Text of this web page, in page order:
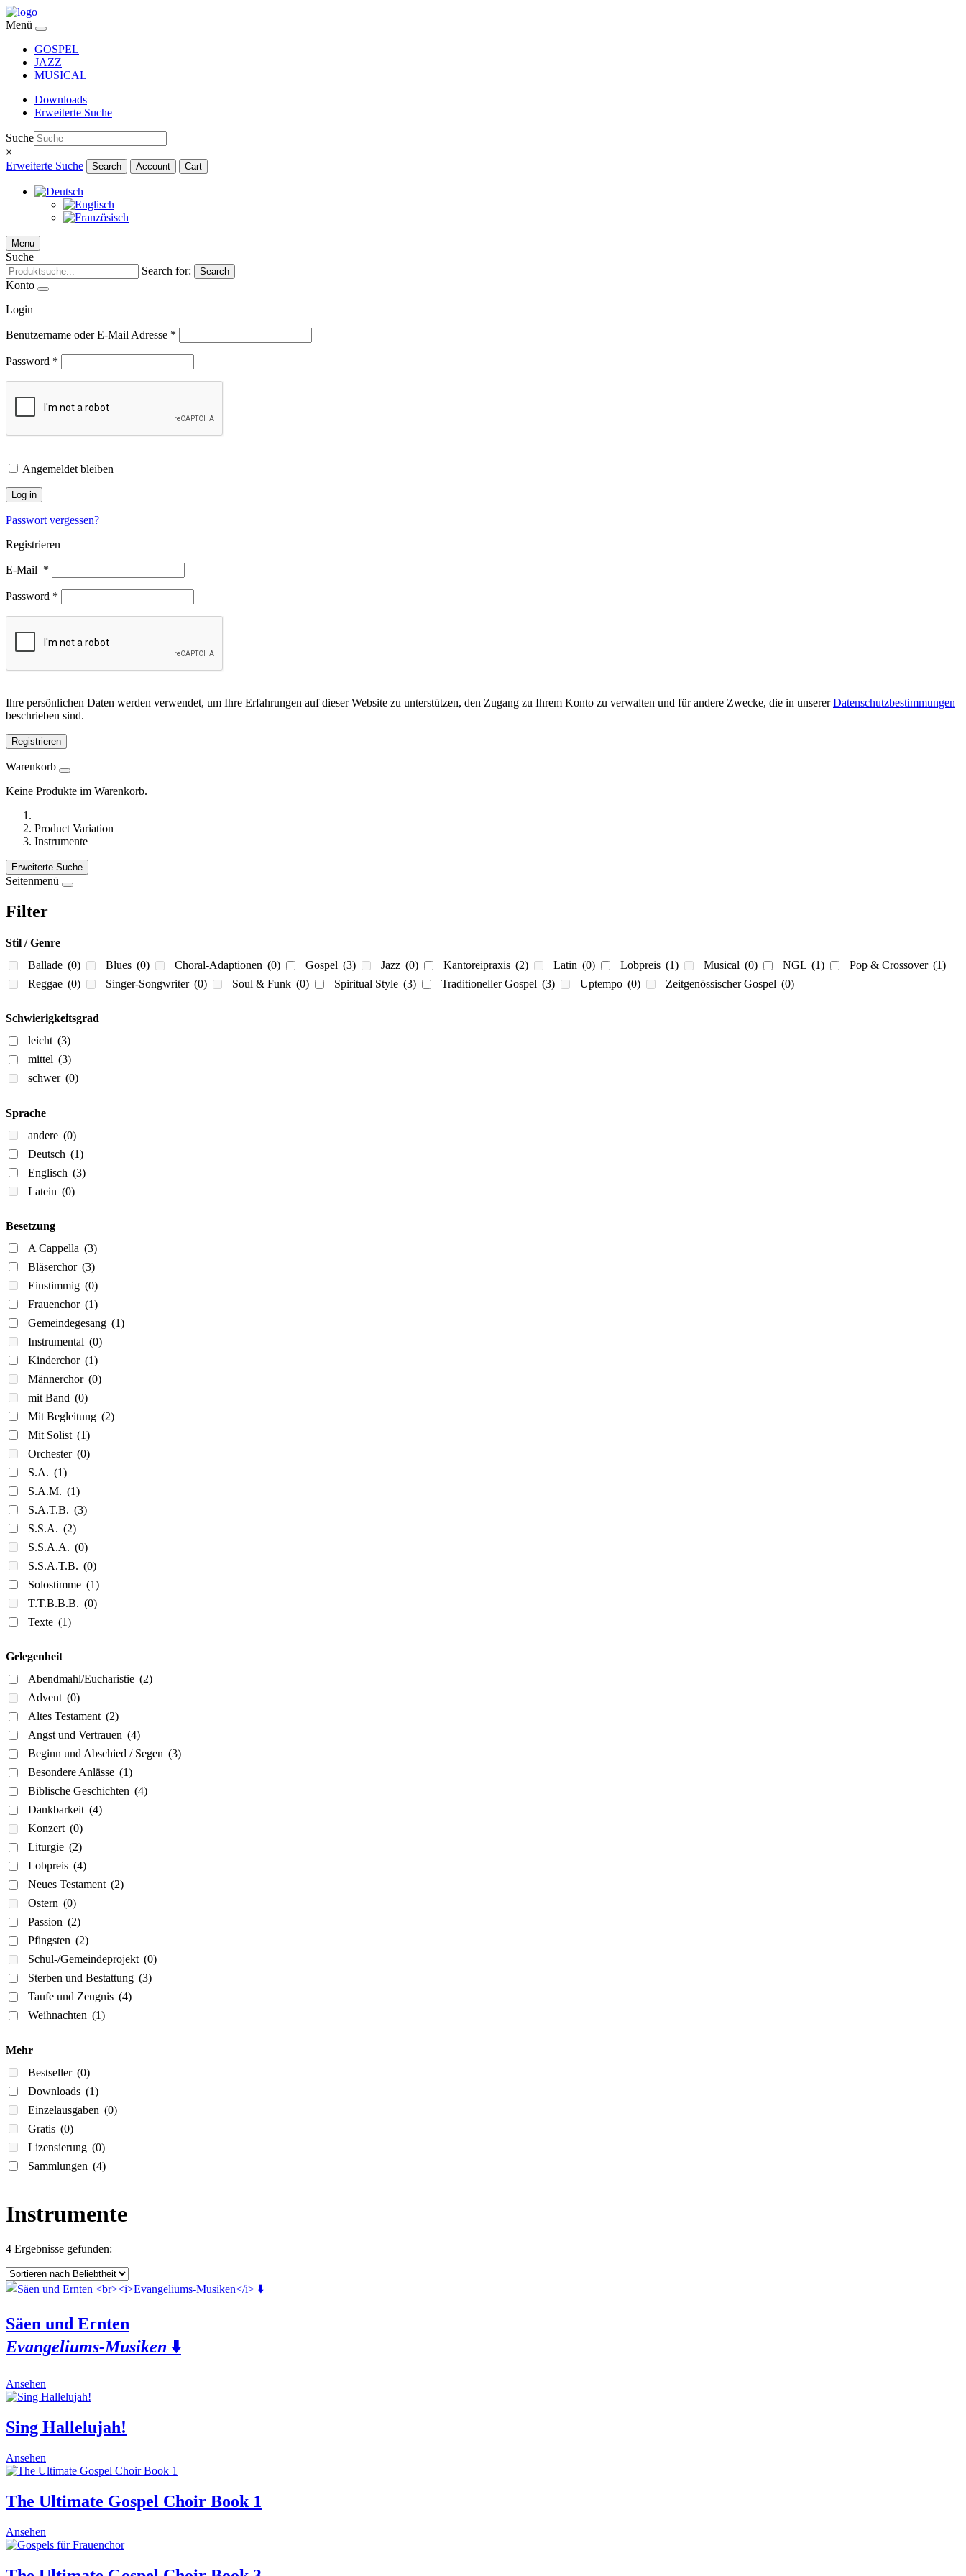
Menü
GOSPEL
JAZZ
MUSICAL
Downloads
Erweiterte Suche
Suche
×
Erweiterte Suche
Search Account Cart
Menu
Suche
Search for:
Search
Konto
Login
Benutzername oder E-Mail Adresse *
Password *
Angemeldet bleiben
Log in
Passwort vergessen?
Registrieren
E-Mail *
Password *
Ihre persönlichen Daten werden verwendet, um Ihre Erfahrungen auf dieser Website zu unterstützen, den Zugang zu Ihrem Konto zu verwalten und für andere Zwecke, die in unsererDatenschutzbestimmungen
beschrieben sind.
Registrieren
Warenkorb
Keine Produkte im Warenkorb.
Product Variation
Instrumente
Erweiterte Suche
Seitenmenü
Filter
Stil / Genre
Ballade (0) Blues (0) Choral-Adaptionen (0) Gospel (3) Jazz (0) Kantoreipraxis (2) Latin (0) Lobpreis (1) Musical (0) NGL (1) Pop & Crossover (1)
Reggae (0) Singer-Songwriter (0) Soul & Funk (0) Spiritual Style (3) Traditioneller Gospel (3) Uptempo (0) Zeitgenössischer Gospel (0)
Schwierigkeitsgrad
leicht (3)
mittel (3)
schwer (0)
Sprache
andere (0)
Deutsch (1)
Englisch (3)
Latein (0)
Besetzung
A Cappella (3)
Bläserchor (3)
Einstimmig (0)
Frauenchor (1)
Gemeindegesang (1)
Instrumental (0)
Kinderchor (1)
Männerchor (0)
mit Band (0)
Mit Begleitung (2)
Mit Solist (1)
Orchester (0)
S.A. (1)
S.A.M. (1)
S.A.T.B. (3)
S.S.A. (2)
S.S.A.A. (0)
S.S.A.T.B. (0)
Solostimme (1)
T.T.B.B.B. (0)
Texte (1)
Gelegenheit
Abendmahl/Eucharistie (2)
Advent (0)
Altes Testament (2)
Angst und Vertrauen (4)
Beginn und Abschied / Segen (3)
Besondere Anlässe (1)
Biblische Geschichten (4)
Dankbarkeit (4)
Konzert (0)
Liturgie (2)
Lobpreis (4)
Neues Testament (2)
Ostern (0)
Passion (2)
Pfingsten (2)
Schul-/Gemeindeprojekt (0)
Sterben und Bestattung (3)
Taufe und Zeugnis (4)
Weihnachten (1)
Mehr
Bestseller (0)
Downloads (1)
Einzelausgaben (0)
Gratis (0)
Lizensierung (0)
Sammlungen (4)
Instrumente
4 Ergebnisse gefunden:
Säen und Ernten
Evangeliums-Musiken ⬇️
Ansehen
product
multiple
variants.
options
may
chosen
on
product
page
Sing Hallelujah!
Ansehen
The Ultimate Gospel Choir Book 1
Ansehen